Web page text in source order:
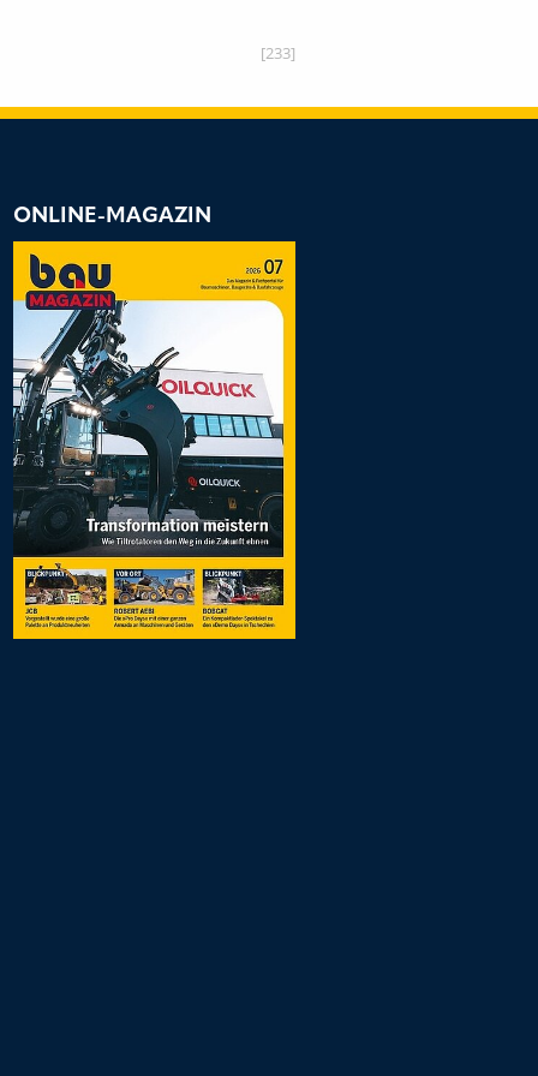
[233]
ONLINE-MAGAZIN